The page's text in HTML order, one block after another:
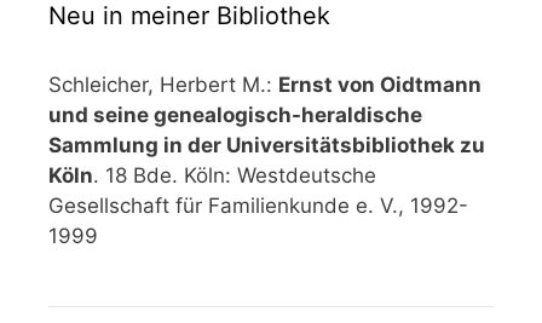
Neu in meiner Bibliothek
Schleicher, Herbert M.: Ernst von Oidtmann
und seine genealogisch-heraldische
Sammlung in der Universitätsbibliothek zu
Köln. 18 Bde. Köln: Westdeutsche
Gesellschaft für Familienkunde e. V., 1992-
1999